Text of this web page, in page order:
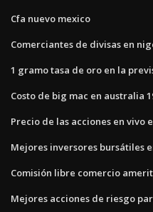
Cfa nuevo mexico
Comerciantes de divisas en
1 gramo tasa de oro en la
Costo de big mac en australia
Precio de las acciones en vivo
Mejores inversores bursátiles
Comisión libre comercio
Mejores acciones de riesgo